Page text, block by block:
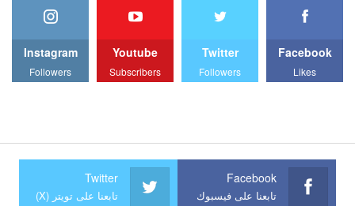
Facebook
Likes
Twitter
Followers
Youtube
Subscribers
Instagram
Followers
Facebook
تابعنا على فيسبوك
Twitter
تابعنا على تويتر (X)